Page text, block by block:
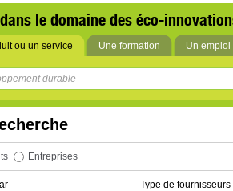
le domaine des éco-
ou un service Une formation Un emploi
Entreprises
Type de fournisseurs